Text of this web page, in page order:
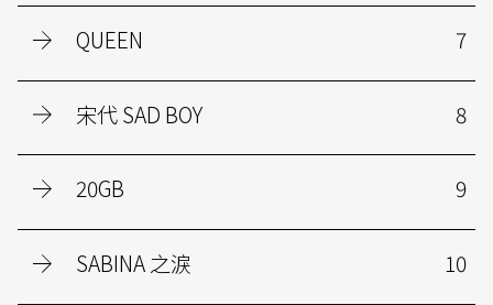
QUEEN 7
宋代 SAD BOY 8
20GB 9
SABINA 之淚 10